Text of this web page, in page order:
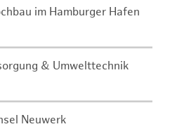
im Hamburger Hafen
& Umwelttechnik
Neuwerk